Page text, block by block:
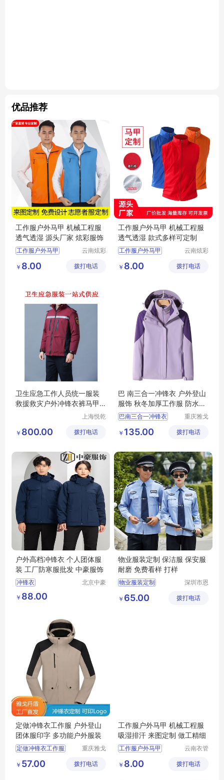
优品推荐
工作服户外马甲 机械工程服
透气透湿 源头厂家 炫彩服饰
工作服户外马甲
工作服户外马甲价格
云南炫彩
公司
￥ 8.00 拨打电话
工作服户外马甲 机械工程服
透气透湿 款式多样可定制
工作服户外马甲
工作服户外马甲价格
云南炫彩
公司
￥ 8.00 拨打电话
卫生应急工作人员统一服装
救援救灾户外冲锋衣裤马甲
上海悦乾
公司
￥ 800.00 拨打电话
巴 南三合一冲锋衣 户外登山
服饰 秋冬加厚工作服 防水透
气工装
巴南三合一冲锋衣
秋冬加厚工作服
重庆雅戈
有限公司
￥ 135.00 拨打电话
户外高档冲锋衣 个人团体服
装 工厂防寒服批发 中豪服饰
冲锋衣
北京中豪
￥ 88.00
物业服装定制 保洁服 保安服
耐磨 免费看样 打样
物业服装定制
物业工程服
物业服装
深圳市恩
限公司
￥ 65.00 拨打电话
定做冲锋衣工作服 户外登山
团体服印字 多功能户外服装
定做冲锋衣工作服
冲锋衣定制
重庆雅戈
有限公司
￥ 57.00 拨打电话
工作服户外马甲 机械工程服
吸湿排汗 来图定制 做工精细
工作服户外马甲
工作服户外马甲价格
云南衣管
限公司
￥ 8.00 拨打电话